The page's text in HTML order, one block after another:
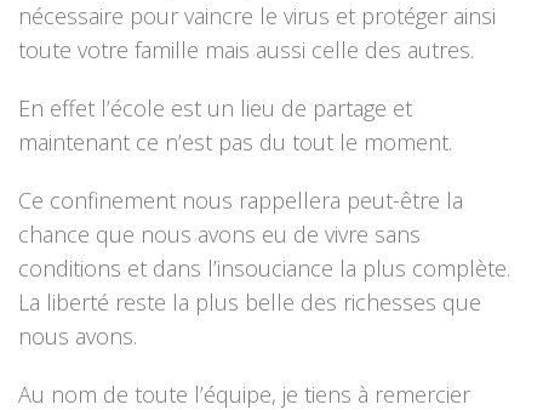
nécessaire pour vaincre le virus et protéger ainsi
toute votre famille mais aussi celle des autres.
En effet l’école est un lieu de partage et
maintenant ce n’est pas du tout le moment.
Ce confinement nous rappellera peut-être la
chance que nous avons eu de vivre sans
conditions et dans l’insouciance la plus complète.
La liberté reste la plus belle des richesses que
nous avons.
Au nom de toute l’équipe, je tiens à remercier